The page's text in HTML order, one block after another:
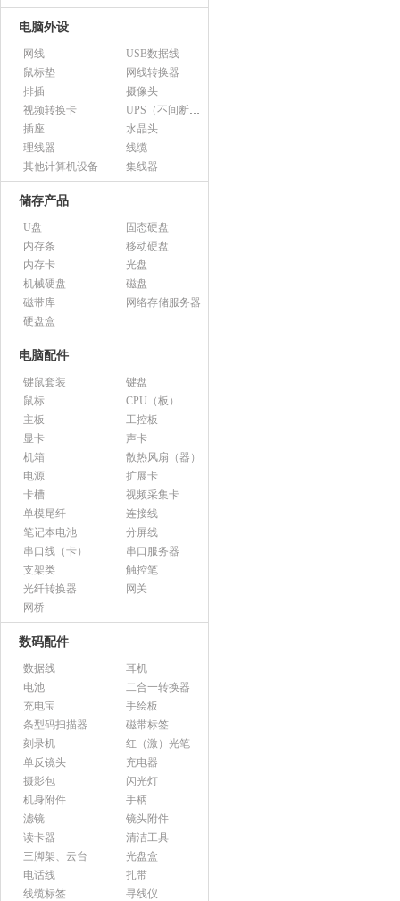
电脑外设
网线
USB数据线
鼠标垫
网线转换器
排插
摄像头
视频转换卡
UPS（不间断电源）
插座
水晶头
理线器
线缆
其他计算机设备
集线器
储存产品
U盘
固态硬盘
内存条
移动硬盘
内存卡
光盘
机械硬盘
磁盘
磁带库
网络存储服务器
硬盘盒
电脑配件
键鼠套装
键盘
鼠标
CPU（板）
主板
工控板
显卡
声卡
机箱
散热风扇（器）
电源
扩展卡
卡槽
视频采集卡
单模尾纤
连接线
笔记本电池
分屏线
串口线（卡）
串口服务器
支架类
触控笔
光纤转换器
网关
网桥
数码配件
数据线
耳机
电池
二合一转换器
充电宝
手绘板
条型码扫描器
磁带标签
刻录机
红（激）光笔
单反镜头
充电器
摄影包
闪光灯
机身附件
手柄
滤镜
镜头附件
读卡器
清洁工具
三脚架、云台
光盘盒
电话线
扎带
线缆标签
寻线仪